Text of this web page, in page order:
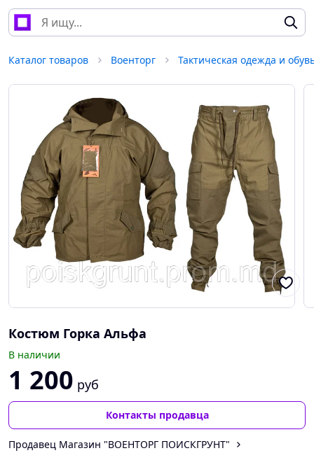
Каталог товаров Военторг Тактическая одежда и
Костюм Горка Альфа
В наличии
1 200 руб
Контакты продавца
Продавец Магазин "ВОЕНТОРГ ПОИСКГРУНТ"